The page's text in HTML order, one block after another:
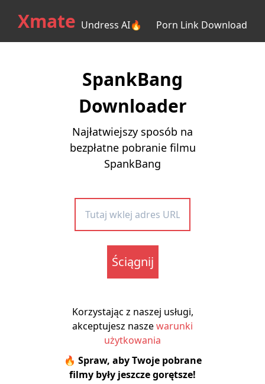
Xmate Undress AI🔥 Porn Link Download
SpankBang
Downloader
Najłatwiejszy sposób na
bezpłatne pobranie filmu
SpankBang
Ściągnij
Korzystając z naszej usługi,
akceptujesz naszewarunki
użytkowania
🔥 Spraw, aby Twoje pobrane
filmy były jeszcze gorętsze!